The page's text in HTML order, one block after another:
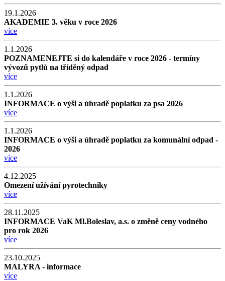
19.1.2026
AKADEMIE 3. věku v roce 2026
více
1.1.2026
POZNAMENEJTE si do kalendáře v roce 2026 - termíny
vývozů pytlů na tříděný odpad
více
1.1.2026
INFORMACE o výši a úhradě poplatku za psa 2026
více
1.1.2026
INFORMACE o výši a úhradě poplatku za komunální odpad -
2026
více
4.12.2025
Omezení užívání pyrotechniky
více
28.11.2025
INFORMACE VaK Ml.Boleslav, a.s. o změně ceny vodného
pro rok 2026
více
23.10.2025
MALYRA - informace
více